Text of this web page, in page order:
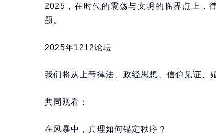
2025，在时代的震荡与文明的临界点上
题。
2025年1212论坛
我们将从上帝律法、政经思想、信仰见证、
共同观看：
在风暴中，真理如何锚定秩序？